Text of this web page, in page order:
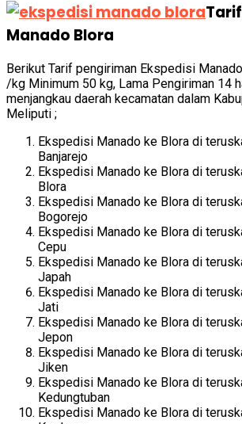
Manado Blora
Berikut Tarif pengiriman Ekspedisi
/kg Minimum 50 kg, Lama Pengiriman 14
menjangkau daerah kecamatan dalam
Meliputi ;
Ekspedisi Manado ke Blora di
Banjarejo
Ekspedisi Manado ke Blora di
Blora
Ekspedisi Manado ke Blora di
Bogorejo
Ekspedisi Manado ke Blora di
Cepu
Ekspedisi Manado ke Blora di
Japah
Ekspedisi Manado ke Blora di
Jati
Ekspedisi Manado ke Blora di
Jepon
Ekspedisi Manado ke Blora di
Jiken
Ekspedisi Manado ke Blora di
Kedungtuban
Ekspedisi Manado ke Blora di